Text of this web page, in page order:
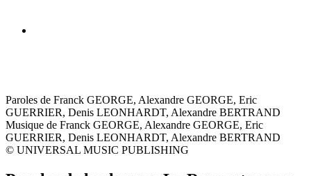
Paroles de Franck GEORGE, Alexandre GEORGE, Eric
GUERRIER, Denis LEONHARDT, Alexandre BERTRAND
Musique de Franck GEORGE, Alexandre GEORGE, Eric
GUERRIER, Denis LEONHARDT, Alexandre BERTRAND
© UNIVERSAL MUSIC PUBLISHING